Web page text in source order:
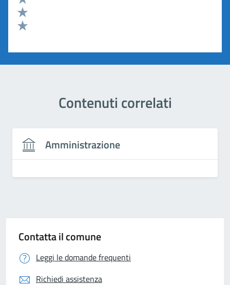
Valuta 3 stelle su 5
Valuta 2 stelle su 5
Contenuti correlati
Amministrazione
Contatta il comune
Leggi le domande frequenti
Richiedi assistenza